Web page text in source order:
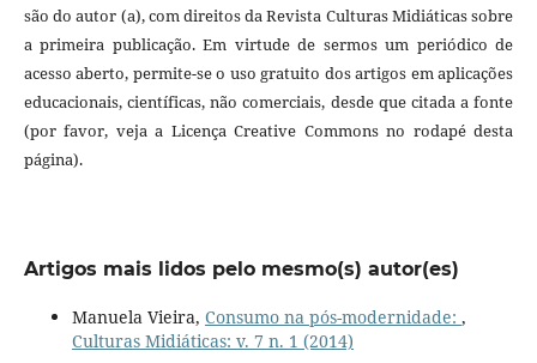
são do autor (a), com direitos da Revista Culturas Midiáticas sobre
a primeira publicação. Em virtude de sermos um periódico de
acesso aberto, permite-se o uso gratuito dos artigos em aplicações
educacionais, científicas, não comerciais, desde que citada a fonte
(por favor, veja a Licença Creative Commons no rodapé desta
página).
Artigos mais lidos pelo mesmo(s) autor(es)
Manuela Vieira, Consumo na pós-modernidade: ,
Culturas Midiáticas: v. 7 n. 1 (2014)